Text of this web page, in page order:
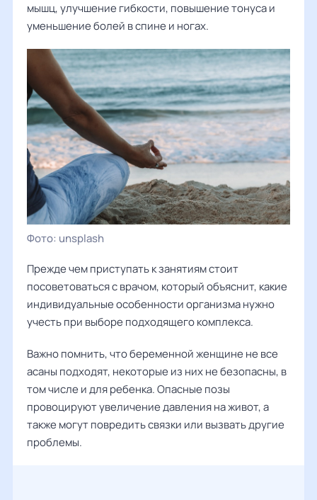
мышц, улучшение гибкости, повышение тонуса и
уменьшение болей в спине и ногах.
unsplash
Прежде чем приступать к занятиям стоит
посоветоваться с врачом, который объяснит, какие
индивидуальные особенности организма нужно
учесть при выборе подходящего комплекса.
Важно помнить, что беременной женщине не все
асаны подходят, некоторые из них не безопасны, в
том числе и для ребенка. Опасные позы
провоцируют увеличение давления на живот, а
также могут повредить связки или вызвать другие
проблемы.